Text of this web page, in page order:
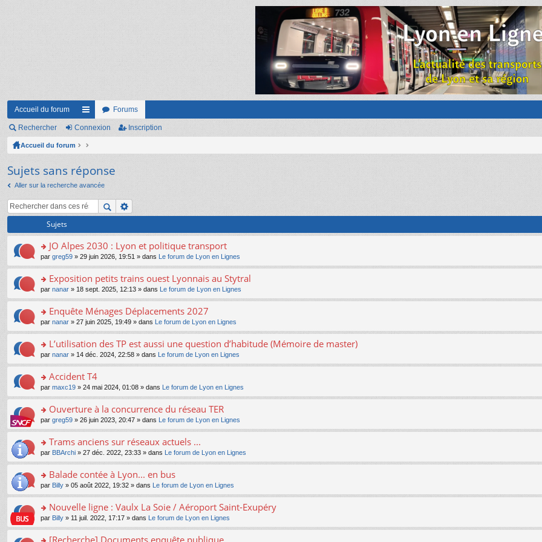
Accueil du forum
ac
co
ci
s
Forums
Rechercher Connexion Inscription
Accueil du forum
Sujets sans réponse
Aller sur la recherche avancée
Sujets
o
n
s
ult
er
le
m
e
s
a
g
e
n
n
le
pl
u
s
ré
c
e
nt
JO Alpes 2030 : Lyon et politique transport
par greg59 » 29 juin 2026, 19:51 » dans Le forum de Lyon en Lignes
o
n
s
ult
er
le
m
e
s
a
g
e
n
n
le
pl
u
s
ré
c
e
nt
Exposition petits trains ouest Lyonnais au Stytral
par nanar » 18 sept. 2025, 12:13 » dans Le forum de Lyon en Lignes
o
n
s
ult
er
le
m
e
s
a
g
e
n
n
le
pl
u
s
ré
c
e
nt
Enquête Ménages Déplacements 2027
par nanar » 27 juin 2025, 19:49 » dans Le forum de Lyon en Lignes
o
n
s
ult
er
le
m
e
s
a
g
e
n
n
le
pl
u
s
L’utilisation des TP est aussi une question d’habitude (Mémoire de master)
par nanar » 14 déc. 2024, 22:58 » dans Le forum de Lyon en Lignes
o
n
s
ult
er
le
m
e
s
a
g
e
n
n
Accident T4
par maxc19 » 24 mai 2024, 01:08 » dans Le forum de Lyon en Lignes
o
n
s
ult
er
le
m
e
s
a
g
e
n
Ouverture à la concurrence du réseau TER
par greg59 » 26 juin 2023, 20:47 » dans Le forum de Lyon en Lignes
o
n
s
ult
er
le
m
e
s
Trams anciens sur réseaux actuels ...
par BBArchi » 27 déc. 2022, 23:33 » dans Le forum de Lyon en Lignes
o
n
s
ult
er
le
m
Balade contée à Lyon... en bus
par Billy » 05 août 2022, 19:32 » dans Le forum de Lyon en Lignes
o
n
s
Nouvelle ligne : Vaulx La Soie / Aéroport Saint-Exupéry
par Billy » 11 juil. 2022, 17:17 » dans Le forum de Lyon en Lignes